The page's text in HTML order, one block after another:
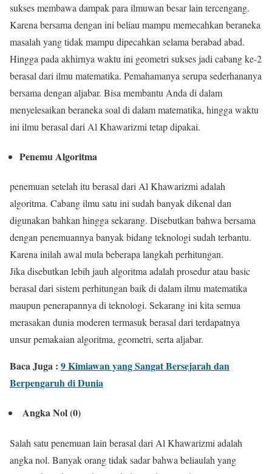
sukses membawa dampak para ilmuwan besar lain tercengang.
Karena bersama dengan ini beliau mampu memecahkan beraneka
masalah yang tidak mampu dipecahkan selama berabad abad.
Hingga pada akhirnya waktu ini geometri sukses jadi cabang ke-2
berasal dari ilmu matematika. Pemahamanya serupa sederhananya
bersama dengan aljabar. Bisa membantu Anda di dalam
menyelesaikan beraneka soal di dalam matematika, hingga waktu
ini ilmu berasal dari Al Khawarizmi tetap dipakai.
Penemu Algoritma
penemuan setelah itu berasal dari Al Khawarizmi adalah
algoritma. Cabang ilmu satu ini sudah banyak dikenal dan
digunakan bahkan hingga sekarang. Disebutkan bahwa bersama
dengan penemuannya banyak bidang teknologi sudah terbantu.
Karena inilah awal mula beberapa langkah perhitungan.
Jika disebutkan lebih jauh algoritma adalah prosedur atau basic
berasal dari sistem perhitungan baik di dalam ilmu matematika
maupun penerapannya di teknologi. Sekarang ini kita semua
merasakan dunia moderen termasuk berasal dari terdapatnya
unsur pemakaian algoritma, geometri, serta aljabar.
Baca Juga : 9 Kimiawan yang Sangat Bersejarah dan
Berpengaruh di Dunia
Angka Nol (0)
Salah satu penemuan lain berasal dari Al Khawarizmi adalah
angka nol. Banyak orang tidak sadar bahwa beliaulah yang